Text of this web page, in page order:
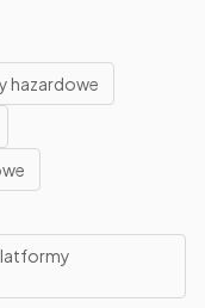
hazardowe